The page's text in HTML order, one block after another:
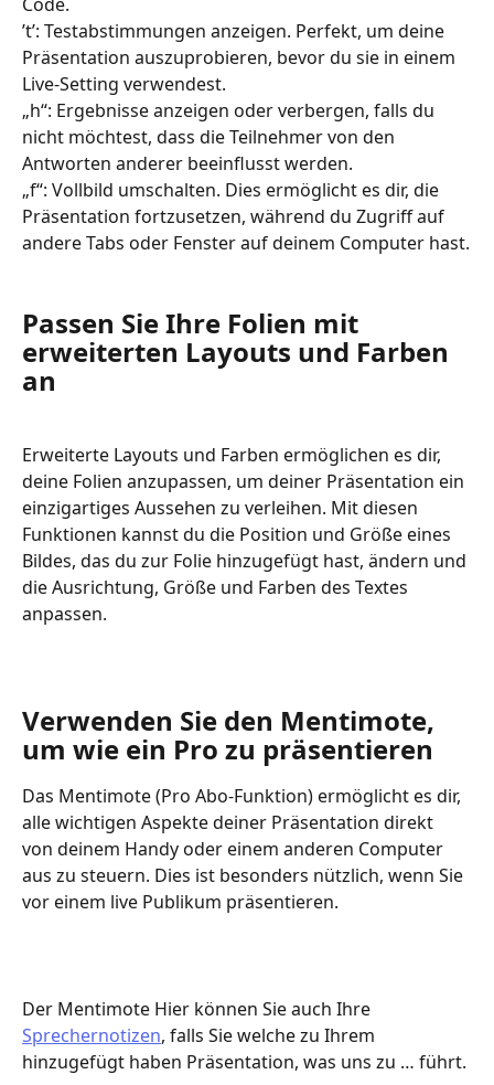
’t’: Testabstimmungen anzeigen. Perfekt, um deine
Präsentation auszuprobieren, bevor du sie in einem
Live-Setting verwendest.
„h“: Ergebnisse anzeigen oder verbergen, falls du
nicht möchtest, dass die Teilnehmer von den
Antworten anderer beeinflusst werden.
„f“: Vollbild umschalten. Dies ermöglicht es dir, die
Präsentation fortzusetzen, während du Zugriff auf
andere Tabs oder Fenster auf deinem Computer hast.
Passen Sie Ihre Folien mit
erweiterten Layouts und Farben
an
Erweiterte Layouts und Farben ermöglichen es dir,
deine Folien anzupassen, um deiner Präsentation ein
einzigartiges Aussehen zu verleihen. Mit diesen
Funktionen kannst du die Position und Größe eines
Bildes, das du zur Folie hinzugefügt hast, ändern und
die Ausrichtung, Größe und Farben des Textes
anpassen.
Verwenden Sie den Mentimote,
um wie ein Pro zu präsentieren
Das Mentimote (Pro Abo-Funktion) ermöglicht es dir,
alle wichtigen Aspekte deiner Präsentation direkt
von deinem Handy oder einem anderen Computer
aus zu steuern. Dies ist besonders nützlich, wenn Sie
vor einem live Publikum präsentieren.
Der Mentimote Hier können Sie auch Ihre
Sprechernotizen, falls Sie welche zu Ihrem
hinzugefügt haben Präsentation, was uns zu … führt.